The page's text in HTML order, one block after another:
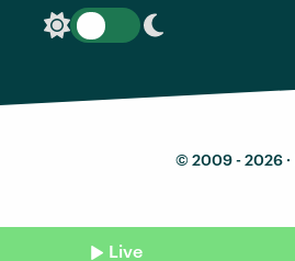
© 2009 - 2026 ·
Live